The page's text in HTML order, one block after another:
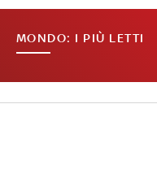
MONDO: I PIÙ LETTI